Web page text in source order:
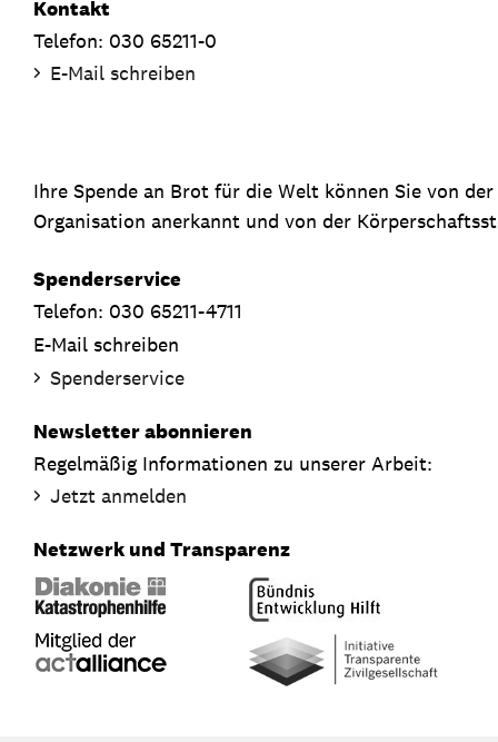
Kontakt
Telefon: 030 65211-0
E-Mail schreiben
Ihre Spende an Brot für die Welt können Sie von
Organisation anerkannt und von der
Spenderservice
Telefon: 030 65211-4711
E-Mail schreiben
Spenderservice
Newsletter abonnieren
Regelmäßig Informationen zu unserer Arbeit:
Jetzt anmelden
Netzwerk und Transparenz